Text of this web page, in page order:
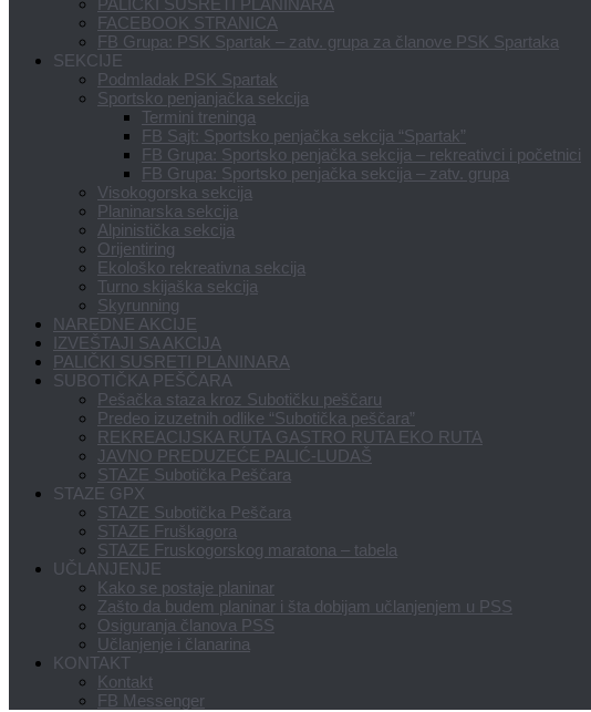
PALIČKI SUSRETI PLANINARA
FACEBOOK STRANICA
FB Grupa: PSK Spartak – zatv. grupa za članove PSK Spartaka
SEKCIJE
Podmladak PSK Spartak
Sportsko penjanjačka sekcija
Termini treninga
FB Sajt: Sportsko penjačka sekcija “Spartak”
FB Grupa: Sportsko penjačka sekcija – rekreativci i početnici
FB Grupa: Sportsko penjačka sekcija – zatv. grupa
Visokogorska sekcija
Planinarska sekcija
Alpinistička sekcija
Orijentiring
Ekološko rekreativna sekcija
Turno skijaška sekcija
Skyrunning
NAREDNE AKCIJE
IZVEŠTAJI SA AKCIJA
PALIČKI SUSRETI PLANINARA
SUBOTIČKA PEŠČARA
Pešačka staza kroz Subotičku peščaru
Predeo izuzetnih odlike “Subotička peščara”
REKREACIJSKA RUTA GASTRO RUTA EKO RUTA
JAVNO PREDUZEĆE PALIĆ-LUDAŠ
STAZE Subotička Peščara
STAZE GPX
STAZE Subotička Peščara
STAZE Fruškagora
STAZE Fruskogorskog maratona – tabela
UČLANJENJE
Kako se postaje planinar
Zašto da budem planinar i šta dobijam učlanjenjem u PSS
Osiguranja članova PSS
Učlanjenje i članarina
KONTAKT
Kontakt
FB Messenger